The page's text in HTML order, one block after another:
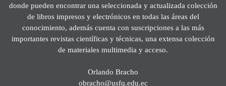
donde pueden encontrar una seleccionada y actualizada colección
de libros impresos y electrónicos en todas las áreas del
conocimiento, además cuenta con suscripciones a las más
importantes revistas científicas y técnicas, una extensa colección
de materiales multimedia y acceso.
Orlando Bracho
obracho@usfq.edu.ec